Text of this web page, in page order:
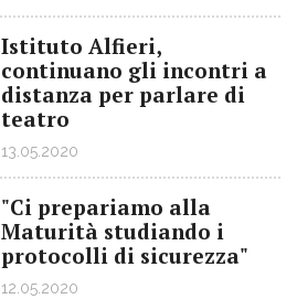
Istituto Alfieri,
continuano gli incontri a
distanza per parlare di
teatro
13.05.2020
"Ci prepariamo alla
Maturità studiando i
protocolli di sicurezza"
12.05.2020